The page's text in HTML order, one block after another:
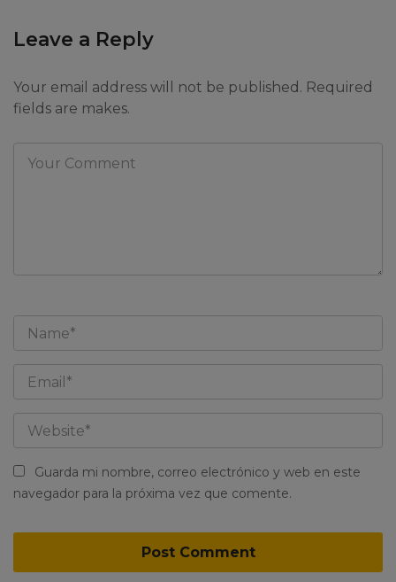
Leave a Reply
Your email address will not be published. Required
fields are makes.
Guarda mi nombre, correo electrónico y web en este
navegador para la próxima vez que comente.